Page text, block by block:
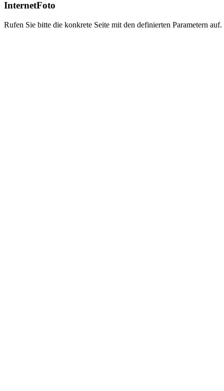
InternetFoto
Rufen Sie bitte die konkrete Seite mit den definierten Parametern auf.